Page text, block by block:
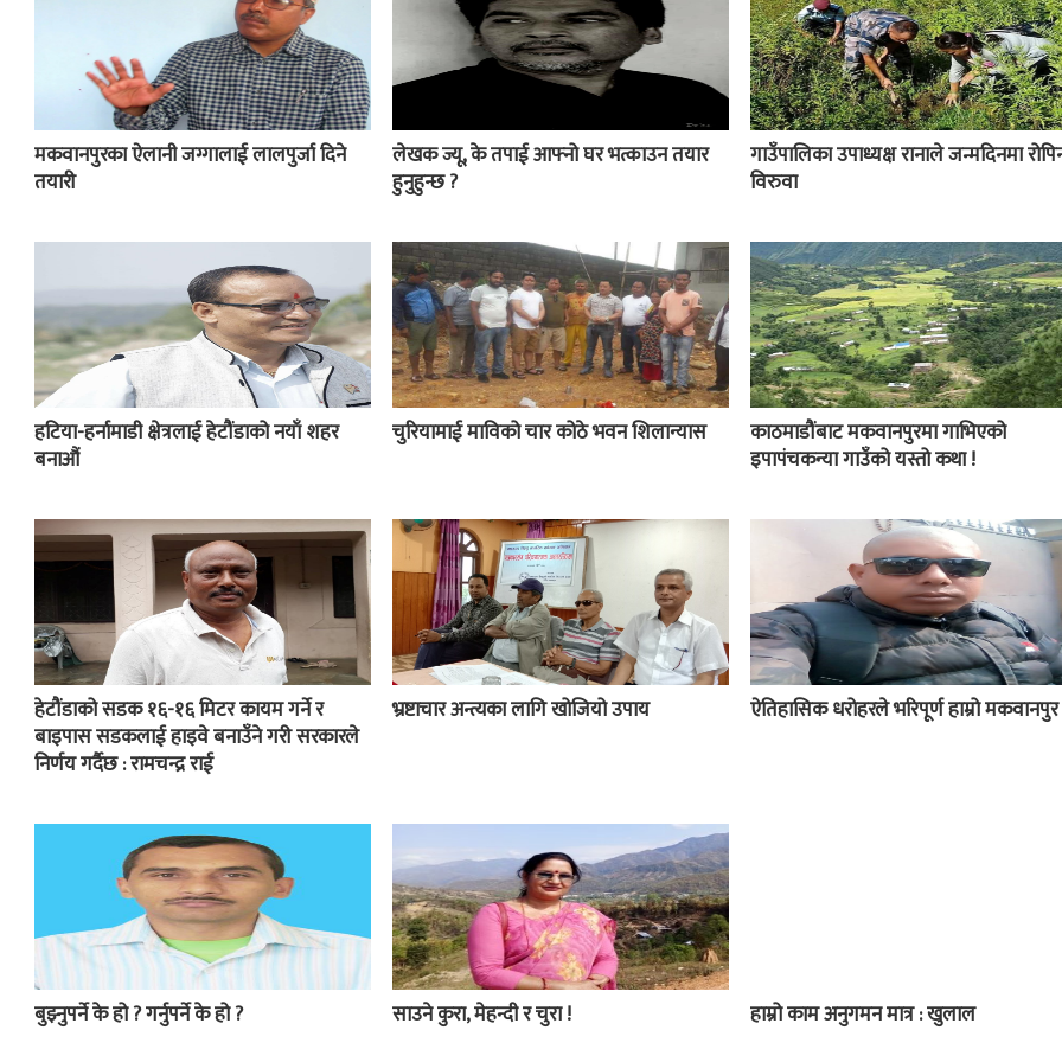
मकवानपुरका ऐलानी जग्गालाई लालपुर्जा दिने
तयारी
लेखक ज्यू, के तपाई आफ्नो घर भत्काउन तयार
हुनुहुन्छ ?
गाउँपालिका उपाध्यक्ष रानाले जन्मदिनमा
विरुवा
हटिया-हर्नामाडी क्षेत्रलाई हेटौंडाको नयाँ शहर
बनाऔं
चुरियामाई माविको चार कोठे भवन शिलान्यास
काठमाडौंबाट मकवानपुरमा गाभिएको
इपापंचकन्या गाउँको यस्तो कथा !
हेटौंडाको सडक १६-१६ मिटर कायम गर्ने र
बाइपास सडकलाई हाइवे बनाउँने गरी सरकारले
निर्णय गर्दैछ : रामचन्द्र राई
भ्रष्टाचार अन्त्यका लागि खोजियो उपाय ऐतिहासिक धरोहरले भरिपूर्ण हाम्रो मकवानपुर
बुझ्नुपर्ने के हो ? गर्नुपर्ने के हो ? साउने कुरा, मेहन्दी र चुरा ! हाम्रो काम अनुगमन मात्र : खुलाल